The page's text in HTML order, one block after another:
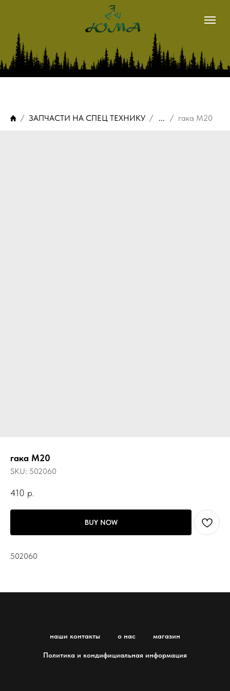
о нас
LOGSET
ЗАПЧАСТИ НА СПЕЦ ТЕХНИКУ ... гака М20
гака М20
SKU: 502060
410 р.
BUY NOW
502060
наши контакты о нас магазин
Политика и кондифициальная информация